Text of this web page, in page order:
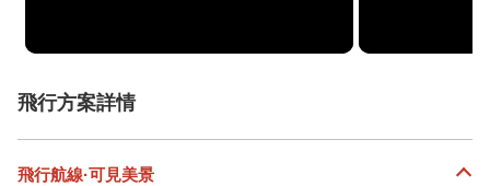
飛行方案詳情
飛行航線·可見美景